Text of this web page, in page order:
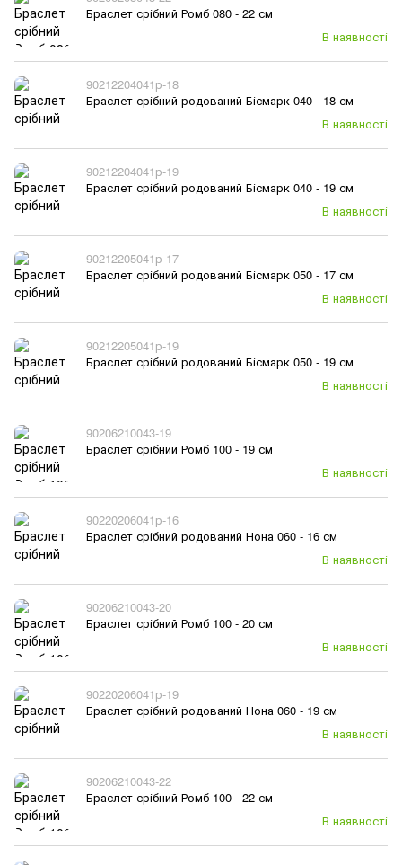
Браслет срібний Ромб 080 - 22 см
В наявності
90212204041р-18
Браслет срібний родований Бісмарк 040 - 18 см
В наявності
90212204041р-19
Браслет срібний родований Бісмарк 040 - 19 см
В наявності
90212205041р-17
Браслет срібний родований Бісмарк 050 - 17 см
В наявності
90212205041р-19
Браслет срібний родований Бісмарк 050 - 19 см
В наявності
90206210043-19
Браслет срібний Ромб 100 - 19 см
В наявності
90220206041р-16
Браслет срібний родований Нона 060 - 16 см
В наявності
90206210043-20
Браслет срібний Ромб 100 - 20 см
В наявності
90220206041р-19
Браслет срібний родований Нона 060 - 19 см
В наявності
90206210043-22
Браслет срібний Ромб 100 - 22 см
В наявності